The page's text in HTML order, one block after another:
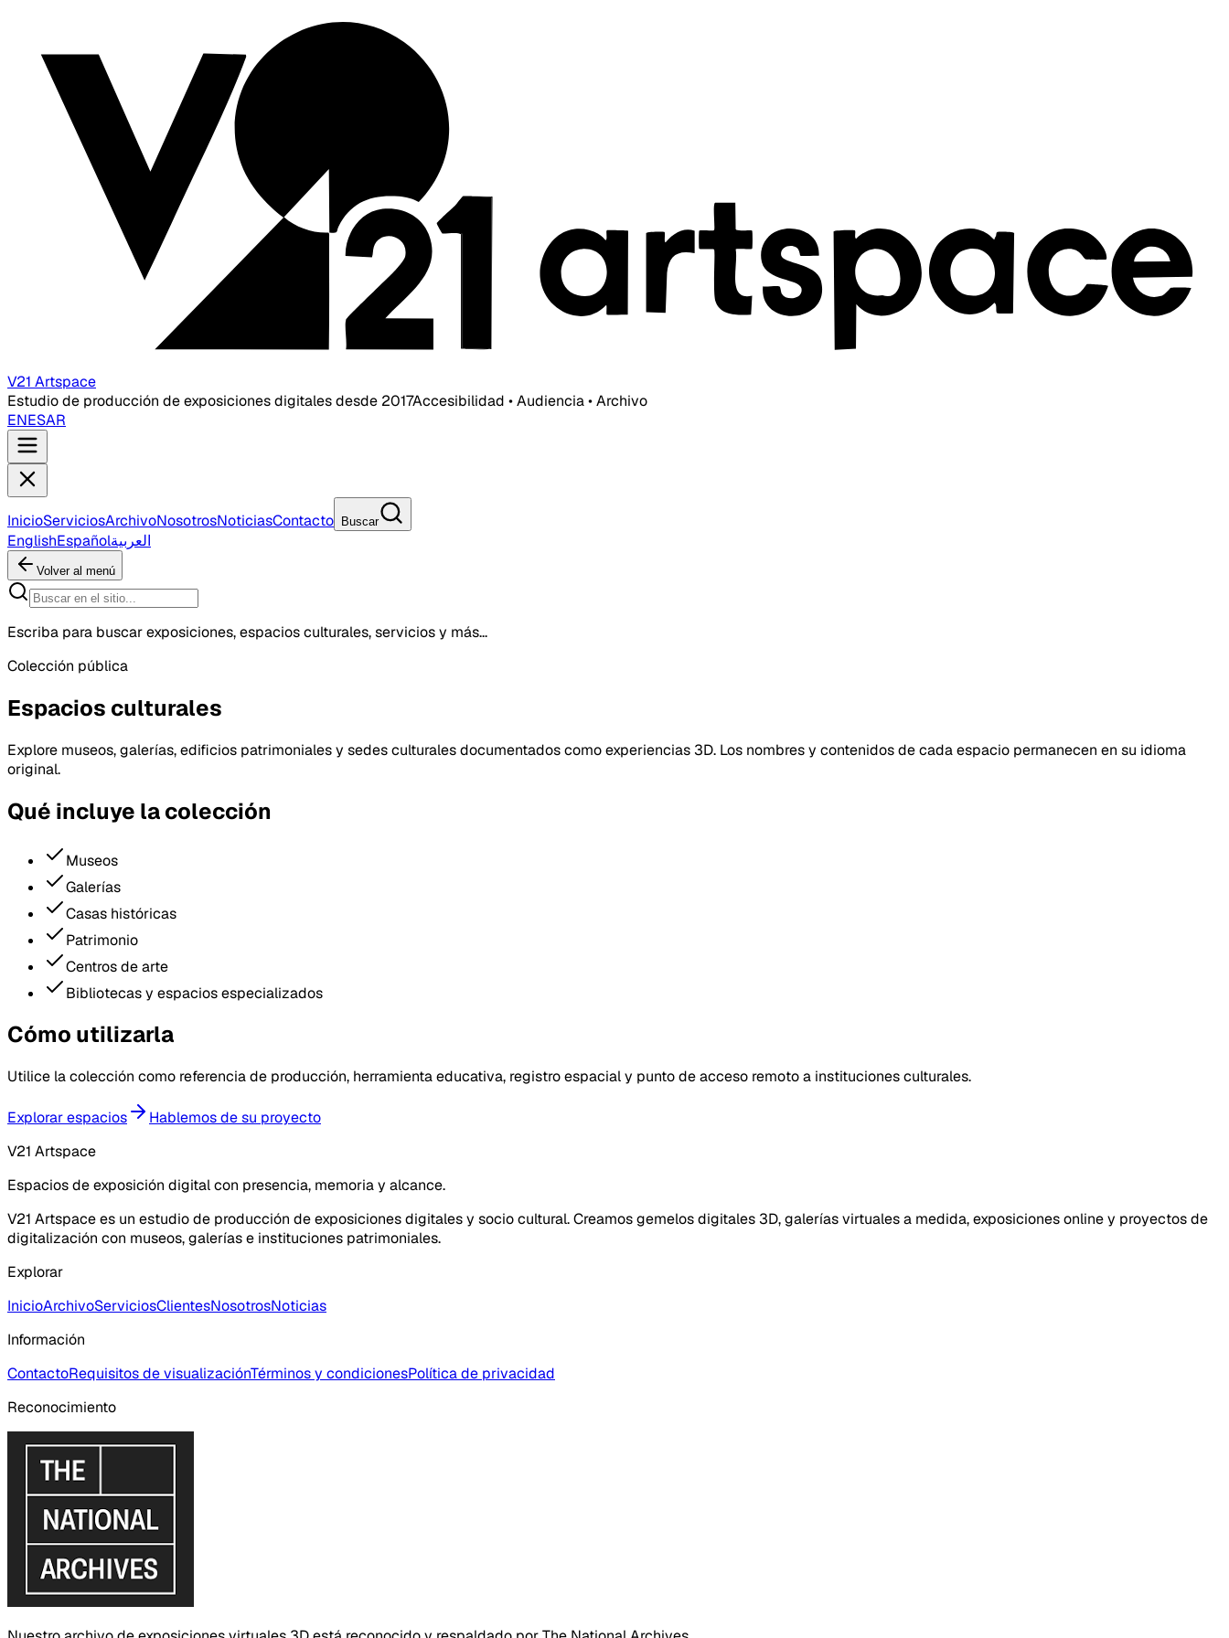
V21 Artspace
Estudio de producción de exposiciones digitales desde 2017Accesibilidad • Audiencia • Archivo
ENESAR
InicioServiciosArchivoNosotrosNoticiasContacto Buscar
EnglishEspañolالعربية
Volver al menú
Escriba para buscar exposiciones, espacios culturales, servicios y más...
Colección pública
Espacios culturales
Explore museos, galerías, edificios patrimoniales y sedes culturales documentados como experiencias 3D. Los nombres y contenidos de cada espacio permanecen en su idioma
original.
Qué incluye la colección
Museos
Galerías
Casas históricas
Patrimonio
Centros de arte
Bibliotecas y espacios especializados
Cómo utilizarla
Utilice la colección como referencia de producción, herramienta educativa, registro espacial y punto de acceso remoto a instituciones culturales.
Explorar espacios
Hablemos de su proyecto
V21 Artspace
Espacios de exposición digital con presencia, memoria y alcance.
V21 Artspace es un estudio de producción de exposiciones digitales y socio cultural. Creamos gemelos digitales 3D, galerías virtuales a medida, exposiciones online y proyectos de
digitalización con museos, galerías e instituciones patrimoniales.
Explorar
InicioArchivoServiciosClientesNosotrosNoticias
Información
ContactoRequisitos de visualizaciónTérminos y condicionesPolítica de privacidad
Reconocimiento